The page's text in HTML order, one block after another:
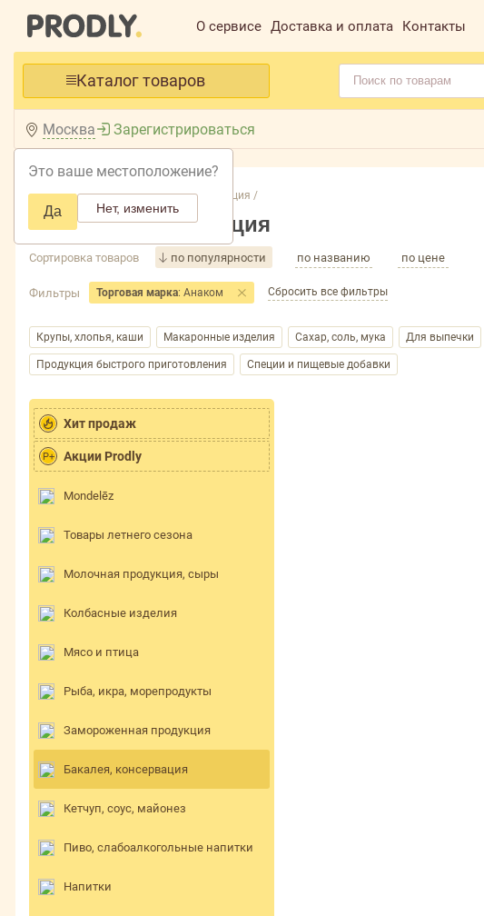
О сервисе Доставка и оплата Контакты
Каталог товаров
Москва
Это ваше местоположение?
Да Нет, изменить
Зарегистрироваться
Главная /Каталог /Бакалея, консервация /
Бакалея, консервация
Сортировка товаров по популярности по названию по цене
Фильтры Торговая марка: Анаком Сбросить все фильтры
Крупы, хлопья, каши Макаронные изделия Сахар, соль, мука Для выпечки
Продукция быстрого приготовления Специи и пищевые добавки
Хит продаж
P+ Акции Prodly
Mondelēz
Товары летнего сезона
Молочная продукция, сыры
Колбасные изделия
Мясо и птица
Рыба, икра, морепродукты
Замороженная продукция
Бакалея, консервация
Кетчуп, соус, майонез
Пиво, слабоалкогольные напитки
Напитки